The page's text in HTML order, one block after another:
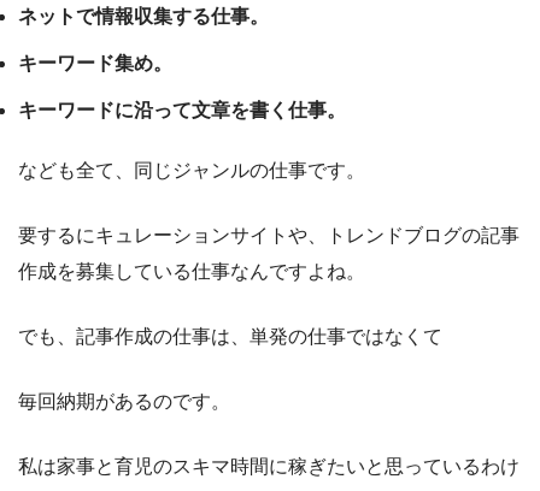
ネットで情報収集する仕事。
キーワード集め。
キーワードに沿って文章を書く仕事。
なども全て、同じジャンルの仕事です。
要するにキュレーションサイトや、トレンドブログの記事
作成を募集している仕事なんですよね。
でも、記事作成の仕事は、単発の仕事ではなくて
毎回納期があるのです。
私は家事と育児のスキマ時間に稼ぎたいと思っているわけ